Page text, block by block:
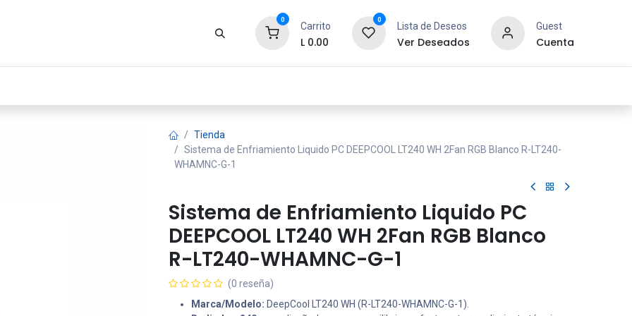
0
Carrito
L 0.00
0
Lista de Deseos
Ver Deseados
Guest
Cuenta
Tienda
Sistema de Enfriamiento Liquido PC DEEPCOOL LT240 WH 2Fan RGB Blanco R-LT240-
WHAMNC-G-1
Sistema de Enfriamiento Liquido PC
DEEPCOOL LT240 WH 2Fan RGB Blanco
R-LT240-WHAMNC-G-1
(0 reseña)
Marca/Modelo: DeepCool LT240 WH (R-LT240-WHAMNC-G-1).